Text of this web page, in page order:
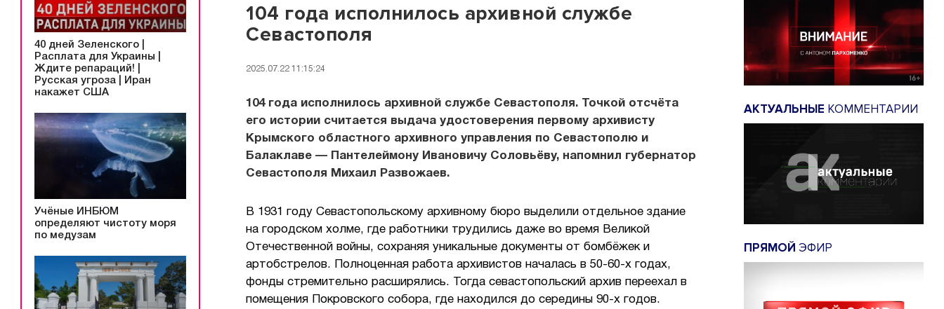
40 дней Зеленского |
Расплата для Украины |
Ждите репараций! |
Русская угроза | Иран
накажет США
Учёные ИНБЮМ
определяют чистоту моря
по медузам
104 года исполнилось архивной службе
Севастополя
2025.07.22 11:15:24
104 года исполнилось архивной службе Севастополя. Точкой отсчёта
его истории считается выдача удостоверения первому архивисту
Крымского областного архивного управления по Севастополю и
Балаклаве — Пантелеймону Ивановичу Соловьёву, напомнил губернатор
Севастополя Михаил Развожаев.
В 1931 году Севастопольскому архивному бюро выделили отдельное здание
на городском холме, где работники трудились даже во время Великой
Отечественной войны, сохраняя уникальные документы от бомбёжек и
артобстрелов. Полноценная работа архивистов началась в 50-60-х годах,
фонды стремительно расширялись. Тогда севастопольский архив переехал в
помещения Покровского собора, где находился до середины 90-х годов.
АКТУАЛЬНЫЕ КОММЕНТАРИИ
ПРЯМОЙ ЭФИР